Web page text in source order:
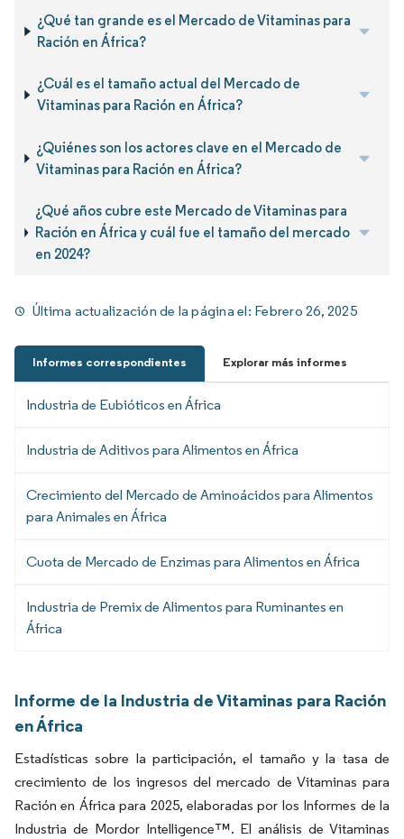
¿Qué tan grande es el Mercado de Vitaminas para
Ración en África?
¿Cuál es el tamaño actual del Mercado de
Vitaminas para Ración en África?
¿Quiénes son los actores clave en el Mercado de
Vitaminas para Ración en África?
¿Qué años cubre este Mercado de Vitaminas para
Ración en África y cuál fue el tamaño del mercado
en 2024?
Última actualización de la página el: Febrero 26, 2025
Informes correspondientes Explorar más informes
Industria de Eubióticos en África
Industria de Aditivos para Alimentos en África
Crecimiento del Mercado de Aminoácidos para Alimentos
para Animales en África
Cuota de Mercado de Enzimas para Alimentos en África
Industria de Premix de Alimentos para Ruminantes en
África
Informe de la Industria de Vitaminas para Ración
en África
Estadísticas sobre la participación, el tamaño y la tasa de
crecimiento de los ingresos del mercado de Vitaminas para
Ración en África para 2025, elaboradas por los Informes de la
Industria de Mordor Intelligence™. El análisis de Vitaminas